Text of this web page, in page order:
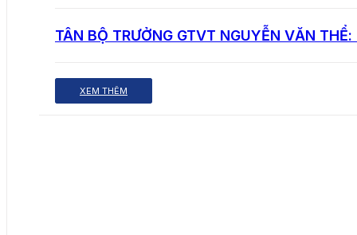
TÂN BỘ TRƯỞNG GTVT NGUYỄN VĂN
XEM THÊM